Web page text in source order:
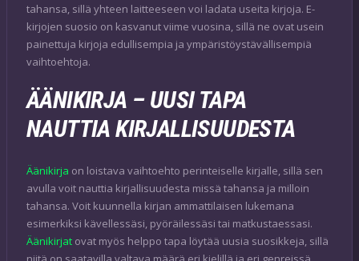
tahansa, sillä yhteen laitteeseen voi ladata useita kirjoja. E-
kirjojen suosio on kasvanut viime vuosina, sillä ne ovat usein
painettuja kirjoja edullisempia ja ympäristöystävällisempiä
vaihtoehtoja.
ÄÄNIKIRJA – UUSI TAPA
NAUTTIA KIRJALLISUUDESTA
Äänikirja on loistava vaihtoehto perinteiselle kirjalle, sillä sen
avulla voit nauttia kirjallisuudesta missä tahansa ja milloin
tahansa. Voit kuunnella kirjan ammattilaisen lukemana
esimerkiksi kävellessäsi, pyöräilessäsi tai matkustaessasi.
Äänikirjat ovat myös helppo tapa löytää uusia suosikkeja, sillä